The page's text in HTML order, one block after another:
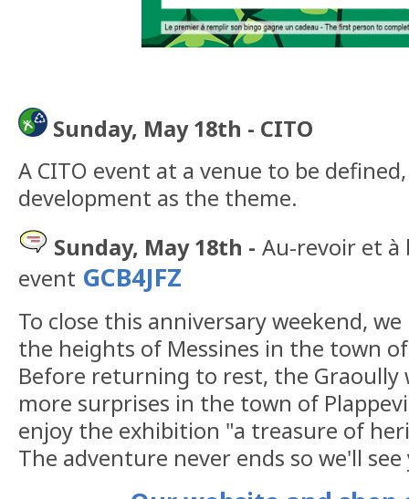
Sunday, May 18th - CITO
A CITO event at a venue to be
development as the theme.
Sunday, May 18th - Au-revoir et à
event GCB4JFZ
To close this anniversary weekend,
the heights of Messines in the town
Before returning to rest, the Graoully
more surprises in the town of
enjoy the exhibition "a treasure of
The adventure never ends so we'll